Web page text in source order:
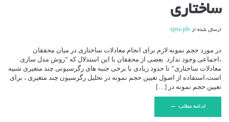
نمونه
در
ساختاری
ساختاری
ارسال شده از spss-pls
در مورد حجم نمونه لازم برای انجام معادلات ساختاری در میان محققان
،اجماعی وجود ندارد. بعضی از محققان با این استدلال که “روش مدل سازی
معادلات ساختاری” تا حدود زیادی با برخی جنبه های رگرسیونی چند متغیری شبیه
است،استفاده از اصول تعیین حجم نمونه در تحلیل رگرسیون چند متغیری ، برای
تعیین حجم نمونه در […]
ادامه مطلب ←